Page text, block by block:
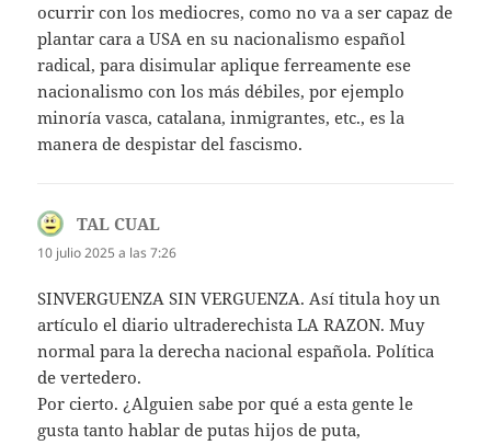
ocurrir con los mediocres, como no va a ser capaz de
plantar cara a USA en su nacionalismo español
radical, para disimular aplique ferreamente ese
nacionalismo con los más débiles, por ejemplo
minoría vasca, catalana, inmigrantes, etc., es la
manera de despistar del fascismo.
TAL CUAL
10 julio 2025 a las 7:26
SINVERGUENZA SIN VERGUENZA. Así titula hoy un
artículo el diario ultraderechista LA RAZON. Muy
normal para la derecha nacional española. Política
de vertedero.
Por cierto. ¿Alguien sabe por qué a esta gente le
gusta tanto hablar de putas hijos de puta,